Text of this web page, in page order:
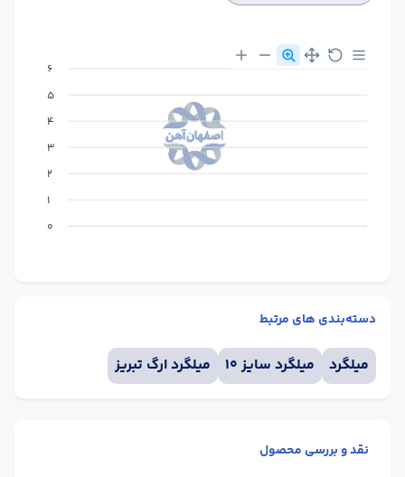
6
5
4
3
2
1
0
دسته‌بندی های مرتبط
میلگرد میلگرد سایز 10 میلگرد ارگ تبریز
نقد و بررسی محصول